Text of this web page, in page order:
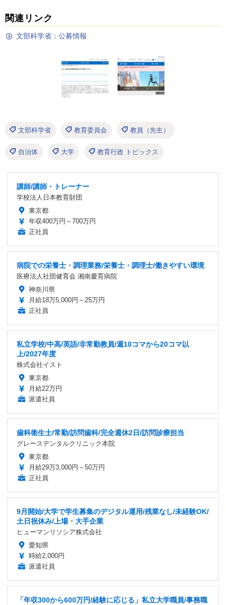
関連リンク
文部科学省：公募情報
文部科学省 教育委員会 教員（先生）
自治体 大学 教育行政 トピックス
講師/講師・トレーナー
学校法人日本教育財団
東京都
年収400万円～700万円
正社員
病院での栄養士・調理業務/栄養士・調理士/働きやすい環境
医療法人社団健育会 湘南慶育病院
神奈川県
月給18万5,000円～25万円
正社員
私立学校/中高/英語/非常勤教員/週10コマから20コマ以
上/2027年度
株式会社イスト
東京都
月給22万円
派遣社員
歯科衛生士/常勤/訪問歯科/完全週休2日/訪問診療担当
グレースデンタルクリニック本院
東京都
月給29万3,000円～50万円
正社員
9月開始/大学で学生募集のデジタル運用/残業なし/未経験OK/
土日祝休み/上場・大手企業
ヒューマンリソシア株式会社
愛知県
時給2,000円
派遣社員
「年収300から600万円/経験に応じる」私立大学職員/事務職